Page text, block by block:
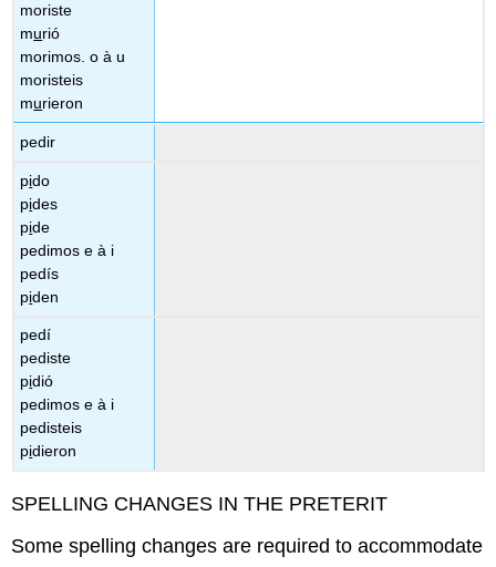
moriste
murió
morimos. o à u
moristeis
murieron
pedir
pido
pides
pide
pedimos e à i
pedís
piden
pedí
pediste
pidió
pedimos e à i
pedisteis
pidieron
SPELLING CHANGES IN THE PRETERIT
Some spelling changes are required to accommodate